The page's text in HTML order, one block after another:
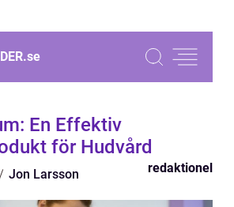
se
En Effektiv
för Hudvård
Jon Larsson redaktionel